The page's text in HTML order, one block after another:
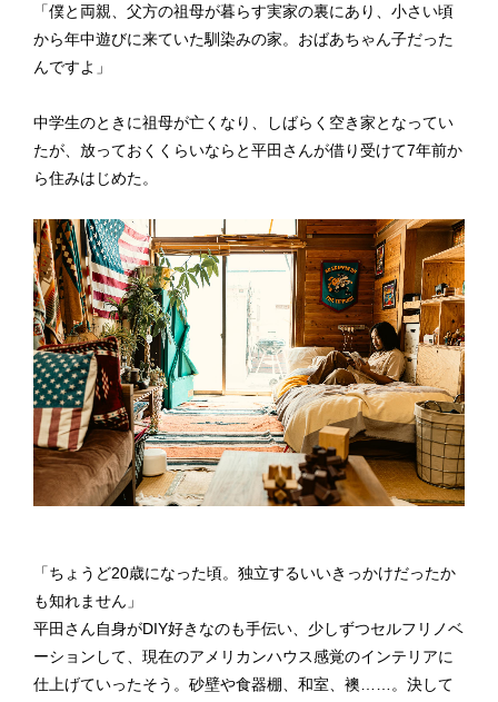
「僕と両親、父方の祖母が暮らす実家の裏にあり、小さい頃
から年中遊びに来ていた馴染みの家。おばあちゃん子だった
んですよ」
中学生のときに祖母が亡くなり、しばらく空き家となってい
たが、放っておくくらいならと平田さんが借り受けて7年前か
ら住みはじめた。
「ちょうど20歳になった頃。独立するいいきっかけだったか
も知れません」
平田さん自身がDIY好きなのも手伝い、少しずつセルフリノベ
ーションして、現在のアメリカンハウス感覚のインテリアに
仕上げていったそう。砂壁や食器棚、和室、襖……。決して